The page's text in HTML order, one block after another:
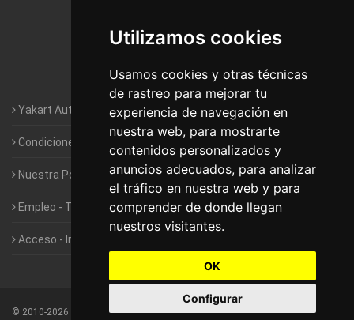
Utilizamos cookies
Usamos cookies y otras técnicas
de rastreo para mejorar tu
experiencia de navegación en
nuestra web, para mostrarte
contenidos personalizados y
anuncios adecuados, para analizar
el tráfico en nuestra web y para
comprender de donde llegan
nuestros visitantes.
OK
Configurar
Autocaravanas Yakart Valencia
Autocaravanas Yakart Vitoria
Yakart Autocaravanas · La empresa
Condiciones de Alquiler de Yakart
Nuestra Política de Privacidad
Empleo - Trabaja con nosotros
Acceso - Intranet de Franquiciados
© 2010-2026 Yakart Autocaravanas · Todos los derechos reservados